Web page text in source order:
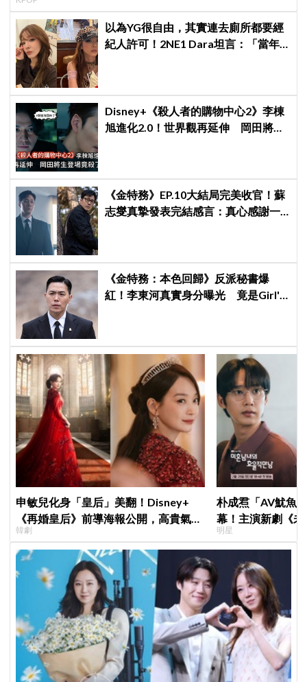
以為YG很自由，其實連去廁所都要經
紀人許可！2NE1 Dara坦言：「當年
Disney+《殺人者的購物中心2》李棟
旭進化2.0！世界觀再延伸 岡田將生
《金特務》EP.10大結局完美收官！蘇
志燮真摯發表完結感言：真心感謝一
《金特務：本色回歸》反派秘書爆
紅！李東河真實身分曝光 竟是Girl's
申敏兒化身「皇后」美翻！Disney+
《再婚皇后》前導海報公開，高貴氣場
＋豪華主演陣容讓人超期待！
韓劇
朴成焄「AV魷魚
幕！主演新劇《
首度談復出心情
明星